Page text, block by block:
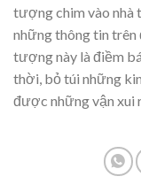
tượng chim vào nhà
những thông tin
tượng này là điềm
thời, bỏ túi những
được những vận xui